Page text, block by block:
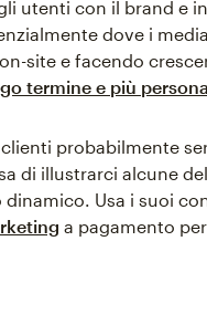
utenti con il brand e
dove i
site e facendo
termine e più
probabilmente
di illustrarci alcune
Usa i suoi
a pagamento